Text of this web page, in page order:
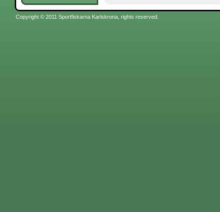
Copyright © 2011 Sportfiskarna Karlskrona, rights reserved.